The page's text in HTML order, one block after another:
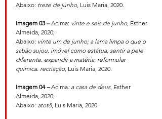
Abaixo: treze de junho, Luis Maria, 2020.
Imagem 03 – Acima: vinte e seis de junho, Esther
Almeida, 2020;
Abaixo: vinte um de junho; a lama limpa o que o
sabão sujou. imóvel como estátua, sentir a pele
diferente. expandir a matéria. reformular
química. recriação, Luis Maria, 2020.
Imagem 04 – Acima: a casa de deus, Esther
Almeida, 2020;
Abaixo: atotô, Luis Maria, 2020.